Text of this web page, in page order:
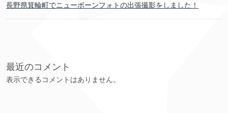
長野県箕輪町でニューボーンフォトの出張撮影をしました！
最近のコメント
表示できるコメントはありません。